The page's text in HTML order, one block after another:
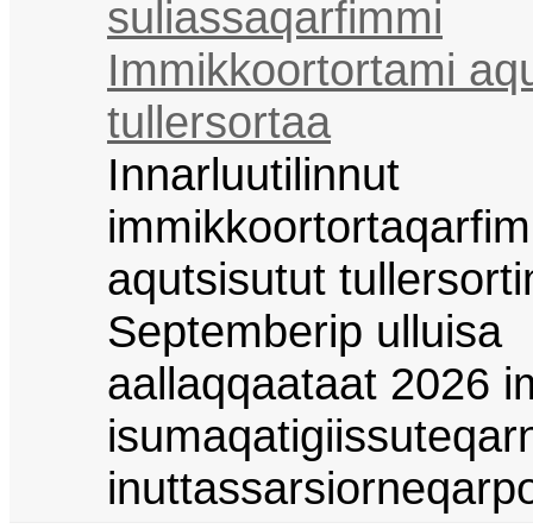
suliassaqarfimmi
Immikkoortortami
tullersortaa
Innarluutilinnut
aqutsisutut
Septemberip ulluisa
aallaqqaataat 2026